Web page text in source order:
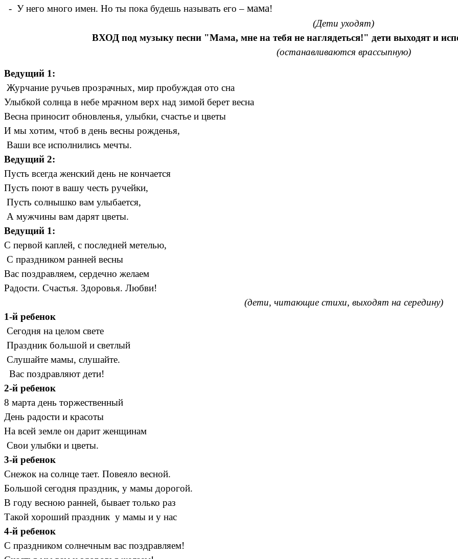
- У него много имен. Но ты пока будешь называть его –мама!
(Дети уходят)
ВХОД под музыку песни "Мама, мне на тебя не наглядеться!" дети выходят и
(останавливаются врассыпную)
Ведущий 1:
Журчание ручьев прозрачных, мир пробуждая ото сна
Улыбкой солнца в небе мрачном верх над зимой берет весна
Весна приносит обновленья, улыбки, счастье и цветы
И мы хотим, чтоб в день весны рожденья,
Ваши все исполнились мечты.
Ведущий 2:
Пусть всегда женский день не кончается
Пусть поют в вашу честь ручейки,
Пусть солнышко вам улыбается,
А мужчины вам дарят цветы.
Ведущий 1:
С первой каплей, с последней метелью,
С праздником ранней весны
Вас поздравляем, сердечно желаем
Радости. Счастья. Здоровья. Любви!
(дети, читающие стихи, выходят на середину)
1-й ребенок
Сегодня на целом свете
Праздник большой и светлый
Слушайте мамы, слушайте.
Вас поздравляют дети!
2-й ребенок
8 марта день торжественный
День радости и красоты
На всей земле он дарит женщинам
Свои улыбки и цветы.
3-й ребенок
Снежок на солнце тает. Повеяло весной.
Большой сегодня праздник, у мамы дорогой.
В году весною ранней, бывает только раз
Такой хороший праздник у мамы и у нас
4-й ребенок
С праздником солнечным вас поздравляем!